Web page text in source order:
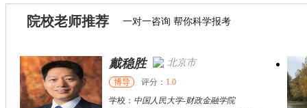
院校老师推荐 一对一咨询 帮你科学报考
戴稳胜 北京市
博导 评分： 1.0
学校： 中国人民大学-财政金融学院